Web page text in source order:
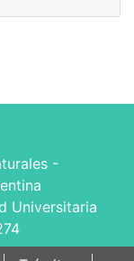
-
Universitaria